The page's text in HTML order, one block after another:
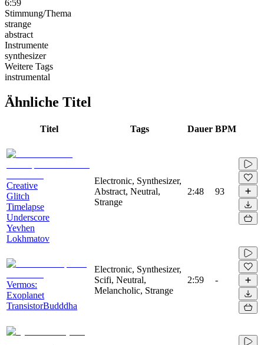
6:59
Stimmung/Thema
strange
abstract
Instrumente
synthesizer
Weitere Tags
instrumental
Ähnliche Titel
Titel Tags Dauer BPM
Creative
Glitch
Timelapse
Underscore
Yevhen
Lokhmatov
Electronic, Synthesizer,
Abstract, Neutral,
Strange
2:48 93
Vermos:
Exoplanet
TransistorBudddha
Electronic, Synthesizer,
Scifi, Neutral,
Melancholic, Strange
2:59 -